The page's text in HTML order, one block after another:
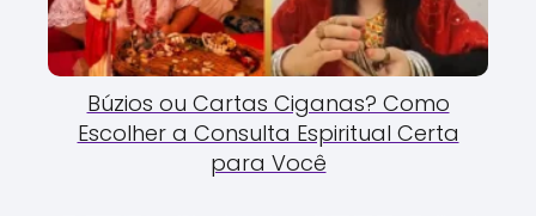
Búzios ou Cartas Ciganas? Como
Escolher a Consulta Espiritual Certa
para Você